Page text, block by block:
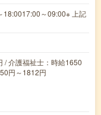
18:0017:00～09:00※ 上記
/ 介護福祉士：時給1650
円～1812円